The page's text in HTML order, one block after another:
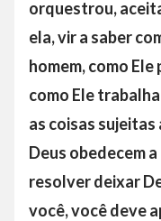
orquestrou,
ela, vir a saber
homem, como Ele
como Ele
as coisas sujeitas
Deus obedecem
resolver deixar
você, você deve